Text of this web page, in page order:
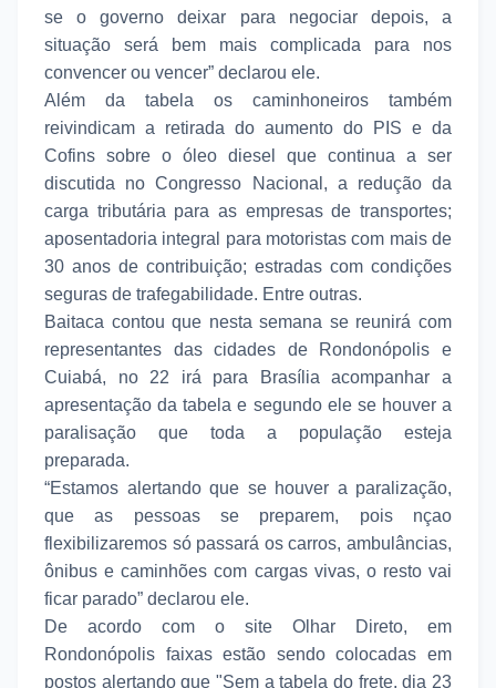
se o governo deixar para negociar depois, a
situação será bem mais complicada para nos
convencer ou vencer” declarou ele.
Além da tabela os caminhoneiros também
reivindicam a retirada do aumento do PIS e da
Cofins sobre o óleo diesel que continua a ser
discutida no Congresso Nacional, a redução da
carga tributária para as empresas de transportes;
aposentadoria integral para motoristas com mais de
30 anos de contribuição; estradas com condições
seguras de trafegabilidade. Entre outras.
Baitaca contou que nesta semana se reunirá com
representantes das cidades de Rondonópolis e
Cuiabá, no 22 irá para Brasília acompanhar a
apresentação da tabela e segundo ele se houver a
paralisação que toda a população esteja
preparada.
“Estamos alertando que se houver a paralização,
que as pessoas se preparem, pois nçao
flexibilizaremos só passará os carros, ambulâncias,
ônibus e caminhões com cargas vivas, o resto vai
ficar parado” declarou ele.
De acordo com o site Olhar Direto, em
Rondonópolis faixas estão sendo colocadas em
postos alertando que "Sem a tabela do frete, dia 23